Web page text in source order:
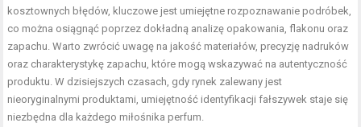
kosztownych błędów, kluczowe jest umiejętne rozpoznawanie podróbek,
co można osiągnąć poprzez dokładną analizę opakowania, flakonu oraz
zapachu. Warto zwrócić uwagę na jakość materiałów, precyzję nadruków
oraz charakterystykę zapachu, które mogą wskazywać na autentyczność
produktu. W dzisiejszych czasach, gdy rynek zalewany jest
nieoryginalnymi produktami, umiejętność identyfikacji fałszywek staje się
niezbędna dla każdego miłośnika perfum.